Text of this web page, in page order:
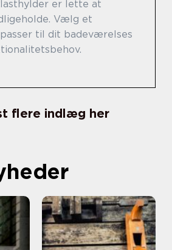
er lette at
Vælg et
til dit badeværelses
flere indlæg her